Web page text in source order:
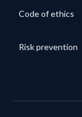
Code of ethics
Risk prevention